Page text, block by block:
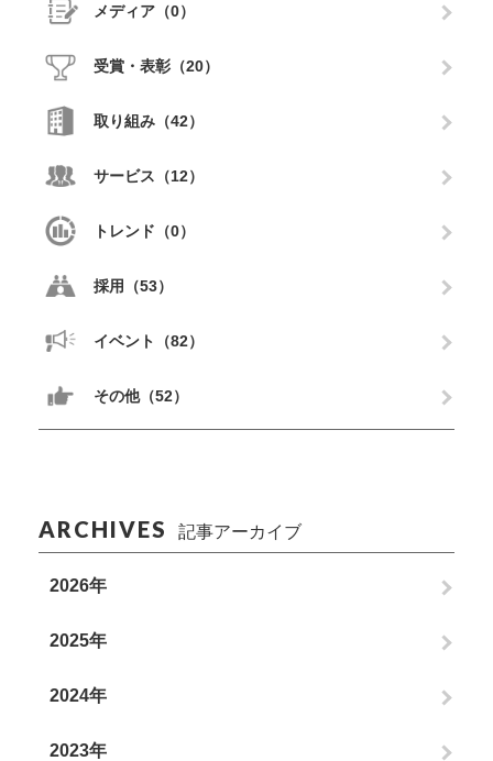
メディア（0）
受賞・表彰（20）
取り組み（42）
サービス（12）
トレンド（0）
採用（53）
イベント（82）
その他（52）
ARCHIVES 記事アーカイブ
2026年
2025年
2024年
2023年